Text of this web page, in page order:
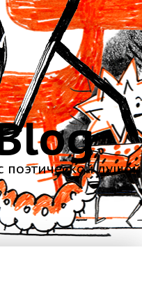
поэтической душой